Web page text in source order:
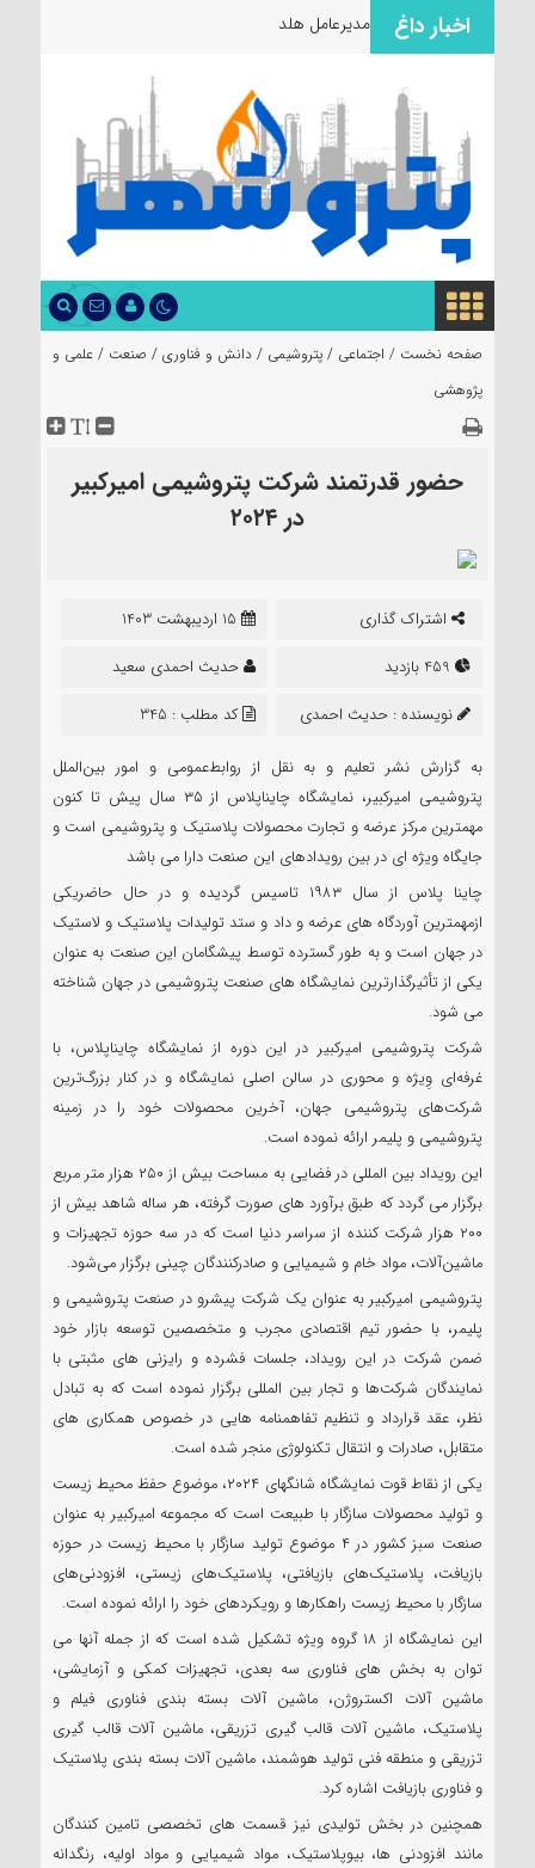
اخبار داغ مدیرعامل هلدینگ صبا
صفحه نخست / اجتماعی / پتروشیمی / دانش و فناوری / صنعت / علمی و
پژوهشی
حضور قدرتمند شرکت پتروشیمی امیرکبیر
در ۲۰۲۴
اشتراک گذاری
15 اردیبهشت 1403
حدیث احمدی سعید
نویسنده : حدیث احمدی
سعید
کد مطلب : 345
به گزارش نشر تعلیم و به نقل از روابط‌عمومی و امور بین‌الملل
پتروشیمی امیرکبیر، نمایشگاه چاینا‌پلاس از ۳۵ سال پیش تا کنون
مهمترین مرکز عرضه و تجارت محصولات پلاستیک و پتروشیمی است و
جایگاه ویژه ای در بین رویدادهای این صنعت دارا می باشد
چاینا پلاس از سال ۱۹۸۳ تاسیس گردیده و در حال حاضریکی
ازمهمترین آوردگاه های عرضه و داد و ستد تولیدات پلاستیک و لاستیک
در جهان است و به طور گسترده توسط پیشگامان این صنعت به عنوان
یکی از تأثیرگذارترین نمایشگاه های صنعت پتروشیمی در جهان شناخته
می شود.
شرکت پتروشیمی امیرکبیر در این دوره از نمایشگاه چایناپلاس، با
غرفه‌ای وِیژه و محوری در سالن اصلی نمایشگاه و در کنار بزرگ‌ترین
شرکت‌های پتروشیمی جهان، آخرین محصولات خود را در زمینه
پتروشیمی و پلیمر ارائه نموده است.
این رویداد بین المللی در فضایی به مساحت بیش از ۲۵۰ هزار متر مربع
برگزار می گردد که طبق برآورد های صورت گرفته، هر ساله شاهد بیش از
۲۰۰ هزار شرکت کننده از سراسر دنیا است که در سه حوزه تجهیزات و
ماشین‌آلات، مواد خام و شیمیایی و صادرکنندگان چینی برگزار می‌شود.
پتروشیمی امیرکبیر به عنوان یک شرکت پیشرو در صنعت پتروشیمی و
پلیمر، با حضور تیم اقتصادی مجرب و متخصصین توسعه بازار خود
ضمن شرکت در این رویداد، جلسات فشرده و رایزنی های مثبتی با
نمایندگان شرکت‌ها و تجار بین المللی برگزار نموده است که به تبادل
نظر، عقد قرارداد و تنظیم تفاهمنامه هایی در خصوص همکاری های
متقابل، صادرات و انتقال تکنولوژی منجر شده است.
یکی از نقاط قوت نمایشگاه شانگهای ۲۰۲۴، موضوع حفظ محیط زیست
و تولید محصولات سازگار با طبیعت است که مجموعه امیرکبیر به عنوان
صنعت سبز کشور در ۴ موضوع تولید سازگار با محیط زیست در حوزه
بازیافت، پلاستیک‌های بازیافتی، پلاستیک‌های زیستی، افزودنی‌های
سازگار با محیط زیست راهکارها و رویکرد‌های خود را ارائه نموده است.
این نمایشگاه از ۱۸ گروه ویژه تشکیل شده است که از جمله آنها می
توان به بخش های فناوری سه بعدی، تجهیزات کمکی و آزمایشی،
ماشین آلات اکستروژن، ماشین آلات بسته بندی فناوری فیلم و
پلاستیک، ماشین آلات قالب گیری تزریقی، ماشین آلات قالب گیری
تزریقی و منطقه فنی تولید هوشمند، ماشین آلات بسته بندی پلاستیک
و فناوری بازیافت اشاره کرد.
همچنین در بخش تولیدی نیز قسمت های تخصصی تامین کنندگان
مانند افزودنی ها، بیوپلاستیک، مواد شیمیایی و مواد اولیه، رنگدانه